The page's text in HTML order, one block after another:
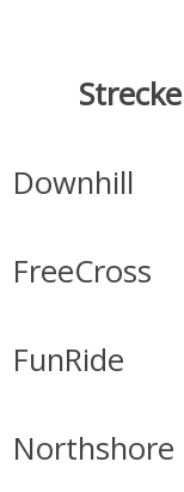
Strecke
Downhill
FreeCross
FunRide
Northshore